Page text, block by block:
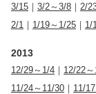
3/15 ｜ 3/2～3/8 ｜ 2/
2/1 ｜ 1/19～1/25 ｜ 1/
2013
12/29～1/4 ｜ 12/22
11/24～11/30 ｜ 11/